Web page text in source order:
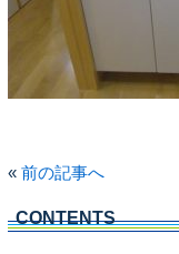
« 前の記事へ
CONTENTS